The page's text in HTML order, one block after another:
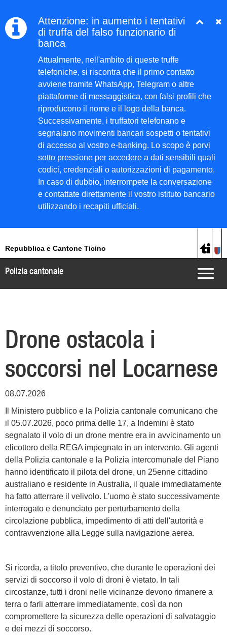
Attenzione: in aumento i tentativi
di truffa del falso funzionario di
banca
Attualmente, nell'ambito di queste truffe
telefoniche, si riscontra che il primo contatto
avviene tramite WhatsApp, Telegram o altre
piattaforme di messaggistica, con falsi profili che
riproducono il nome e il logo della banca.
Successivamente, i truffatori telefonano e
segnalano movimenti bancari sospetti o tentativi
di accesso al vostro e-banking. Lo scopo è porvi
sotto pressione per accedere a dati sensibili quali
codici, credenziali o autorizzazioni di pagamento.
In caso di dubbio, interrompete la conversazione
e contattate direttamente il vostro istituto bancario
utilizzando i recapiti ufficiali.
Repubblica e Cantone Ticino
Toggle
Polizia cantonale
Drone ostacola i
soccorsi nel Locarnese
08.07.2026
Il Ministero pubblico e la Polizia cantonale comunicano che
il 05.07.2026, poco prima delle 17, a Indemini è stato
segnalato il volo di un drone mentre era in avvicinamento un
elicottero della REGA impegnato in un intervento. Gli agenti
della Polizia cantonale e la Polizia intercomunale del Piano
hanno identificato il pilota del drone, un 25enne cittadino
australiano e residente in Australia, il quale immediatamente
ha fatto atterrare il velivolo. L'uomo è stato successivamente
interrogato e denunciato per perturbamento della
circolazione pubblica, impedimento di atti dell'autorità e
contravvenzione alla Legge sulla navigazione aerea.
Si ricorda, a titolo preventivo, che durante le operazioni dei
servizi di soccorso il volo di droni è vietato. In tali
circostanze, tutti i droni nelle vicinanze devono rimanere a
terra o farli atterrare immediatamente, così da non
compromettere la sicurezza delle operazioni di salvataggio
e dei mezzi di soccorso.